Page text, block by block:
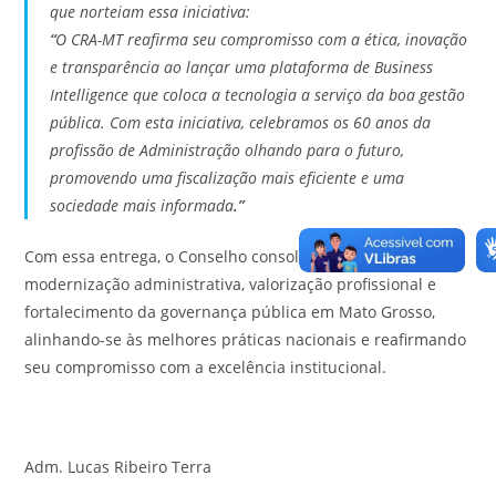
que norteiam essa iniciativa:
“O CRA-MT reafirma seu compromisso com a ética, inovação
e transparência ao lançar uma plataforma de Business
Intelligence que coloca a tecnologia a serviço da boa gestão
pública. Com esta iniciativa, celebramos os 60 anos da
profissão de Administração olhando para o futuro,
promovendo uma fiscalização mais eficiente e uma
sociedade mais informada.”
Com essa entrega, o Conselho consolida sua trajetória de
modernização administrativa, valorização profissional e
fortalecimento da governança pública em Mato Grosso,
alinhando-se às melhores práticas nacionais e reafirmando
seu compromisso com a excelência institucional.
Adm. Lucas Ribeiro Terra